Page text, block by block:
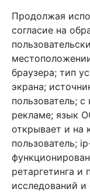
+7 (495)
info@arben-
Арбен текстиль
1-й Советский
Мы в соц.
Продолжая
согласие на
браузера; тип
экрана;
пользователь;
рекламе; язык
открывает и на
пользователь;
ретаргетинга и
исследований и